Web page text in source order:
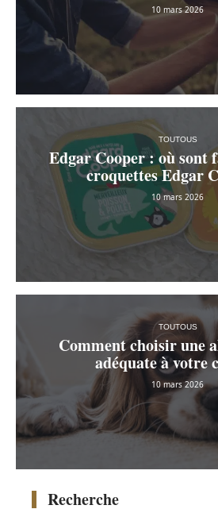
10 mars 2026
TOUTOUS
Edgar Cooper : où sont
croquettes Edgar
10 mars 2026
TOUTOUS
Comment choisir une
adéquate à votre
10 mars 2026
Recherche